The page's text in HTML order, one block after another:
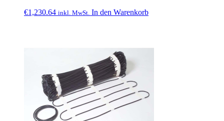
€1,230.64 inkl. MwSt. In den Warenkorb